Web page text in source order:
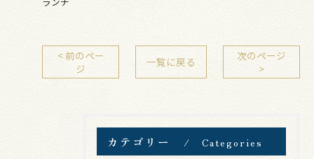
< 前のペー
ジ
一覧に戻る
次のページ
>
カテゴリー Categories